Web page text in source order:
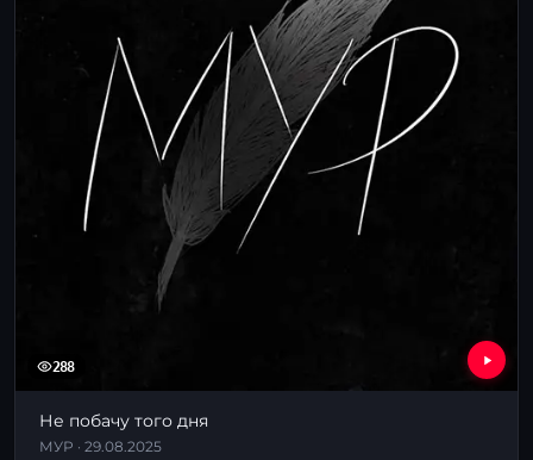
288
Не побачу того дня
МУР · 29.08.2025